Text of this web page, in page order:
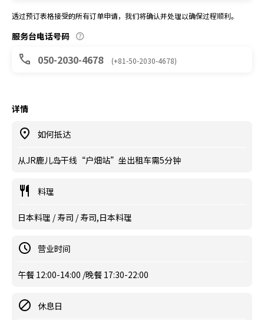
透过预订表格接受的所有订单申请，我们将确认并处理以确保过程顺利。
服务台电话号码
050-2030-4678 (+81-50-2030-4678)
详情
如何抵达
从JR鹿儿岛干线“户畑站”坐出租车需5分钟
料理
日本料理 / 寿司 / 寿司,日本料理
营业时间
午餐 12:00-14:00 /晚餐 17:30-22:00
休息日